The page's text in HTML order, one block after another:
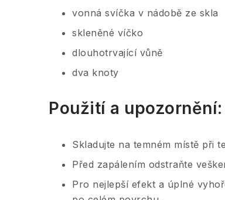
vonná svíčka v nádobě ze skla
skleněné víčko
dlouhotrvající vůně
dva knoty
Použití a upozornění:
Skladujte na temném místě při
Před zapálením odstraňte
Pro nejlepší efekt a úplné